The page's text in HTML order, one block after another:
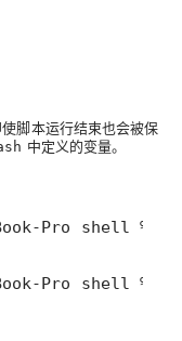
脚本运行结束也会被保
中定义的变量。